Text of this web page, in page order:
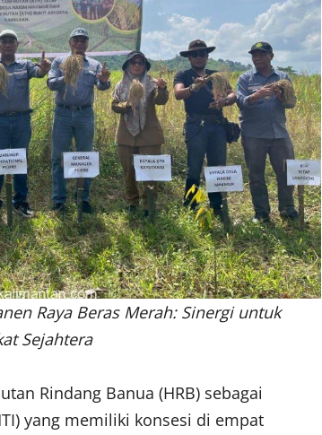
Raya Beras Merah: Sinergi untuk
Sejahtera
Rindang Banua (HRB) sebagai
yang memiliki konsesi di empat